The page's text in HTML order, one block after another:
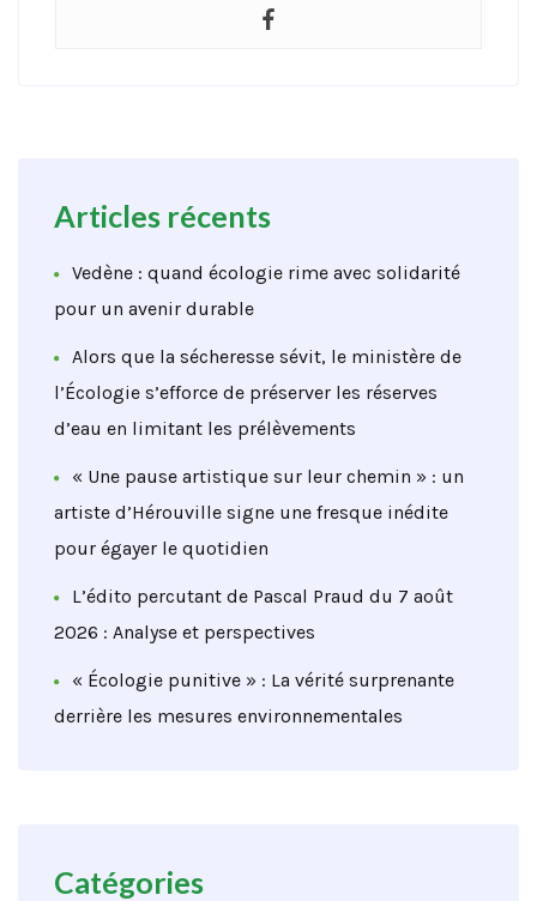
Articles récents
Vedène : quand écologie rime avec solidarité
pour un avenir durable
Alors que la sécheresse sévit, le ministère de
l’Écologie s’efforce de préserver les réserves
d’eau en limitant les prélèvements
« Une pause artistique sur leur chemin » : un
artiste d’Hérouville signe une fresque inédite
pour égayer le quotidien
L’édito percutant de Pascal Praud du 7 août
2026 : Analyse et perspectives
« Écologie punitive » : La vérité surprenante
derrière les mesures environnementales
Catégories